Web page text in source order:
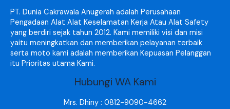
PT. Dunia Cakrawala Anugerah adalah Perusahaan
Pengadaan Alat Alat Keselamatan Kerja Atau Alat Safety
yang berdiri sejak tahun 2012. Kami memiliki visi dan misi
yaitu meningkatkan dan memberikan pelayanan terbaik
serta moto kami adalah memberikan Kepuasan Pelanggan
itu Prioritas utama Kami.
Hubungi WA Kami
Mrs. Dhiny : 0812-9090-4662